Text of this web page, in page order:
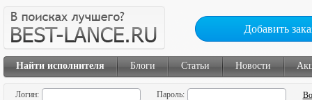
Добавить
Найти исполнителя Блоги Статьи Новости
Логин:
Пароль: